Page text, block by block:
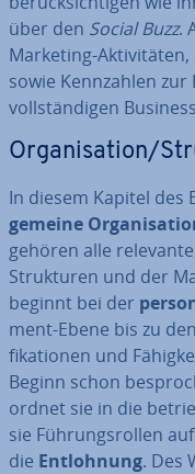
über den Social Buzz.
Marketing-
sowie Kenn­zah­len
voll­stän­di­gen
Or­ga­ni­sa­ti­on/
In diesem Kapitel des
ge­mei­ne
gehören alle
Struk­tu­ren und der
beginnt bei der
ment-Ebene bis zu
fi­ka­tio­nen und
Beginn schon
ordnet sie in die
sie Füh­rungs­rol­len
die Ent­loh­nung. Des